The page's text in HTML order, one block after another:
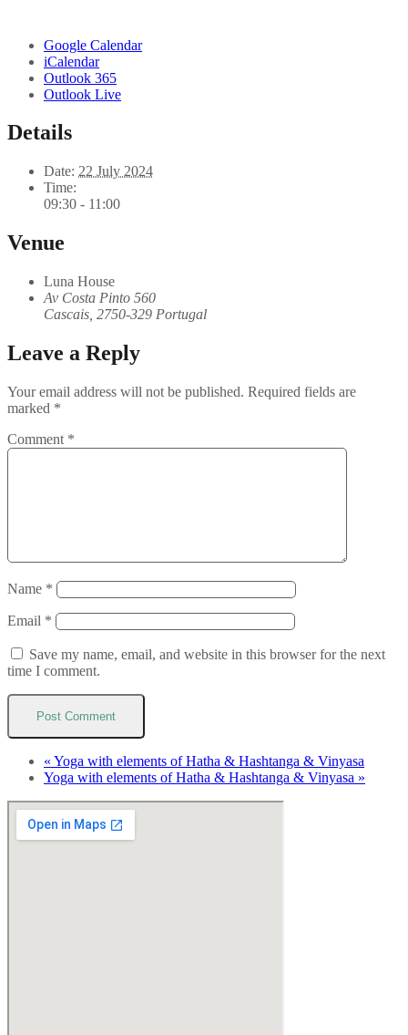
Google Calendar
iCalendar
Outlook 365
Outlook Live
Details
Date: 22 July 2024
Time:
09:30 - 11:00
Venue
Luna House
Av Costa Pinto 560
Cascais 2750-329 Portugal
Leave a Reply
Your email address will not be published. Required fields are
marked *
Comment *
Name *
Email *
Save my name, email, and website in this browser for the next
time I comment.
« Yoga with elements of Hatha & Hashtanga & Vinyasa
Yoga with elements of Hatha & Hashtanga & Vinyasa »